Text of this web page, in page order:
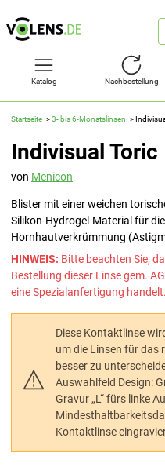
Katalog Nachbestellung
Startseite 3- bis 6-Monatslinsen
Indivisual Toric
von Menicon
Blister mit einer weichen
Silikon-Hydrogel-Material für
Hornhautverkrümmung
HINWEIS: Bitte beachten Sie,
Bestellung dieser Linse gem.
eine Spezialanfertigung handelt.
Diese Kontaktlinse
um die Linsen für das
besser zu
Auswahlfeld Design:
Gravur „L“ fürs linke
Kontaktlinse